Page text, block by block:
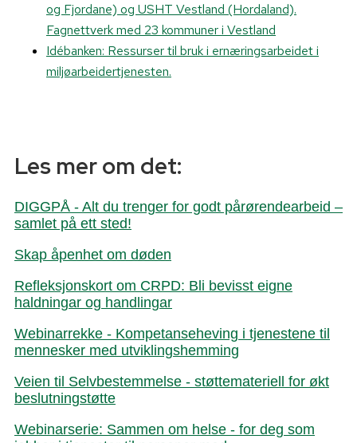
og Fjordane) og USHT Vestland (Hordaland).
Fagnettverk med 23 kommuner i Vestland
Idébanken: Ressurser til bruk i ernæringsarbeidet i
miljøarbeidertjenesten.
Les mer om det:
DIGGPÅ - Alt du trenger for godt pårørendearbeid –
samlet på ett sted!
Skap åpenhet om døden
Refleksjonskort om CRPD: Bli bevisst eigne
haldningar og handlingar
Webinarrekke - Kompetanseheving i tjenestene til
mennesker med utviklingshemming
Veien til Selvbestemmelse - støttemateriell for økt
beslutningstøtte
Webinarserie: Sammen om helse - for deg som